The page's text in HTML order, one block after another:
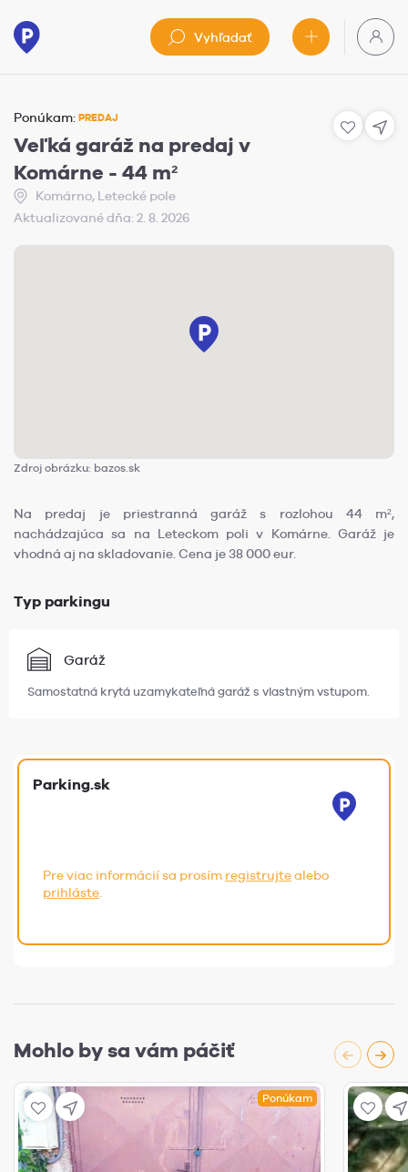
Vyhľadať
Ponúkam: PREDAJ
Veľká garáž na predaj v
Komárne - 44 m²
Komárno, Letecké pole
Aktualizované dňa: 2. 8. 2026
Zdroj obrázku: bazos.sk
Na predaj je priestranná garáž s rozlohou 44 m²,
nachádzajúca sa na Leteckom poli v Komárne. Garáž je
vhodná aj na skladovanie. Cena je 38 000 eur.
Typ parkingu
Garáž
Samostatná krytá uzamykateľná garáž s vlastným vstupom.
Parking.sk
Pre viac informácií sa prosím registrujtealebo
prihláste
Mohlo by sa vám páčiť
Ponúkam